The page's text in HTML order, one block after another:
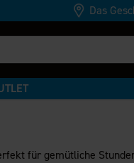
Das
für gemütliche